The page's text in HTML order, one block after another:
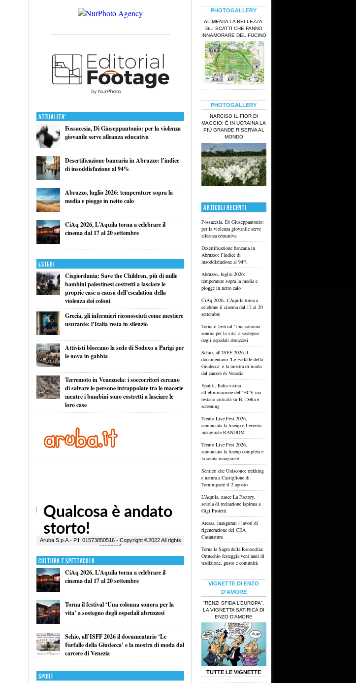
Attualita'
Fossacesia, Di Giuseppantonio: per la violenza
giovanile serve alleanza educativa
Desertificazione bancaria in Abruzzo: l’indice
di insoddisfazione al 94%
Abruzzo, luglio 2026: temperature sopra la
media e piogge in netto calo
CiAq 2026, L’Aquila torna a celebrare il
cinema dal 17 al 20 settembre
Esteri
Cisgiordania: Save the Children, più di mille
bambini palestinesi costretti a lasciare le
proprie case a causa dell’escalation della
violenza dei coloni
Grecia, gli infermieri riconosciuti come mestiere
usurante: l’Italia resta in silenzio
Attivisti bloccano la sede di Sodexo a Parigi per
le uova in gabbia
Terremoto in Venezuela: i soccorritori cercano
di salvare le persone intrappolate tra le macerie
mentre i bambini sono costretti a lasciare le
loro case
Cultura e Spettacolo
CiAq 2026, L’Aquila torna a celebrare il
cinema dal 17 al 20 settembre
Torna il festival ‘Una colonna sonora per la
vita’ a sostegno degli ospedali abruzzesi
Schio, all’ISFF 2026 il documentario ‘Le
Farfalle della Giudecca’ e la mostra di moda dal
carcere di Venezia
Sport
PHOTOGALLERY
ALIMENTA LA BELLEZZA:
GLI SCATTI CHE FANNO
INNAMORARE DEL FUCINO
PHOTOGALLERY
NARCISO IL FIOR DI
MAGGIO: È IN UCRAINA LA
PIÙ GRANDE RISERVA AL
MONDO
ARTICOLI RECENTI
Fossacesia, Di Giuseppantonio:
per la violenza giovanile serve
alleanza educativa
Desertificazione bancaria in
Abruzzo: l’indice di
insoddisfazione al 94%
Abruzzo, luglio 2026:
temperature sopra la media e
piogge in netto calo
CiAq 2026, L’Aquila torna a
celebrare il cinema dal 17 al 20
settembre
Torna il festival ‘Una colonna
sonora per la vita’ a sostegno
degli ospedali abruzzesi
Schio, all’ISFF 2026 il
documentario ‘Le Farfalle della
Giudecca’ e la mostra di moda
dal carcere di Venezia
Epatiti, Italia vicina
all’eliminazione dell’HCV ma
restano criticità su B, Delta e
screening
Trento Live Fest 2026,
annunciata la lineup e l’evento
inaugurale RANDOM
Trento Live Fest 2026,
annunciata la lineup completa e
la serata inaugurale
Sentieri che Uniscono: trekking
e natura a Castiglione di
Tornimparte il 2 agosto
L’Aquila, nasce La Factory,
scuola di recitazione ispirata a
Gigi Proietti
Atessa, inaugurati i lavori di
rigenerazione del CEA
Casanatura
Torna la Sagra della Ranocchia:
Ortucchio festeggia vent’anni di
tradizione, gusto e comunità
VIGNETTE DI ENZO
D'AMORE
“RENZI SFIDA L’EUROPA”,
LA VIGNETTA SATIRICA DI
ENZO D’AMORE
TUTTE LE VIGNETTE